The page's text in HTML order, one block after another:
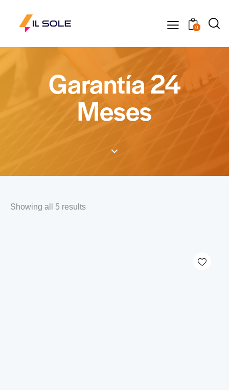
0
Garantía 24
Meses
Showing all 5 results